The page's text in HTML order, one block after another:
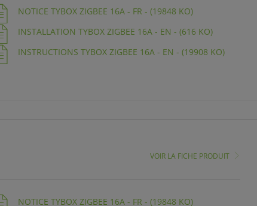
NOTICE TYBOX ZIGBEE 16A - FR - (19848 KO)
INSTALLATION TYBOX ZIGBEE 16A - EN - (616 KO)
INSTRUCTIONS TYBOX ZIGBEE 16A - EN - (19908 KO)
VOIR LA FICHE PRODUIT
NOTICE TYBOX ZIGBEE 16A - FR - (19848 KO)